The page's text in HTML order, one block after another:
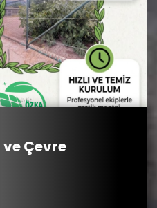
ve Çevre